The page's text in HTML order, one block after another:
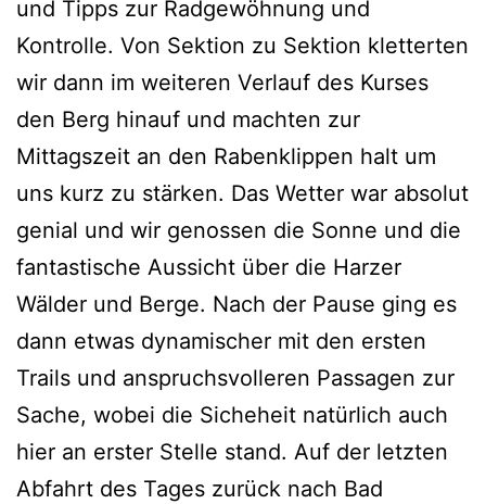
und Tipps zur Radgewöhnung und
Kontrolle. Von Sektion zu Sektion kletterten
wir dann im weiteren Verlauf des Kurses
den Berg hinauf und machten zur
Mittagszeit an den Rabenklippen halt um
uns kurz zu stärken. Das Wetter war absolut
genial und wir genossen die Sonne und die
fantastische Aussicht über die Harzer
Wälder und Berge. Nach der Pause ging es
dann etwas dynamischer mit den ersten
Trails und anspruchsvolleren Passagen zur
Sache, wobei die Sicheheit natürlich auch
hier an erster Stelle stand. Auf der letzten
Abfahrt des Tages zurück nach Bad